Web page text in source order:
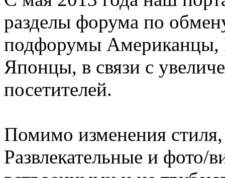
разделы форума по
подфорумы
Японцы, в связи с
посетителей.
Помимо изменения
Развлекательные и фото/